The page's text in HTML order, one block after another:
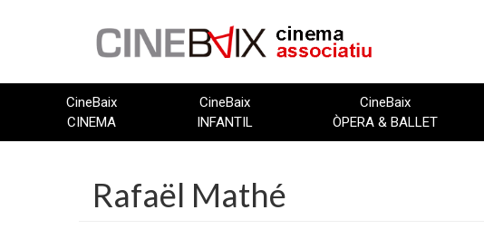
CineBaix
CINEMA
CineBaix
INFANTIL
CineBaix
ÒPERA & BALLET
Rafaël Mathé